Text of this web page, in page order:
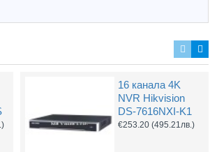
16 канален NVR
Hikvision DS-
7716NXI-K4
€609.90(1192.85лв.)
16 канала 4K
NVR Hikvision
DS-7616NXI-K1
€253.20 (495.21лв.)